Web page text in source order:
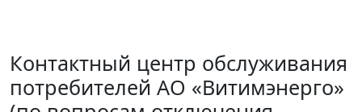
Контактный центр обслуживания
потребителей АО «Витимэнерго»